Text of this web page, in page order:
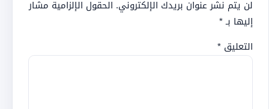
لن يتم نشر عنوان بريدك الإلكتروني. الحقول الإلزامية مشار
إليها بـ*
التعليق *